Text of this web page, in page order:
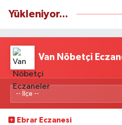
Yükleniyor...
Van Nöbetçi
Ebrar Eczanesi